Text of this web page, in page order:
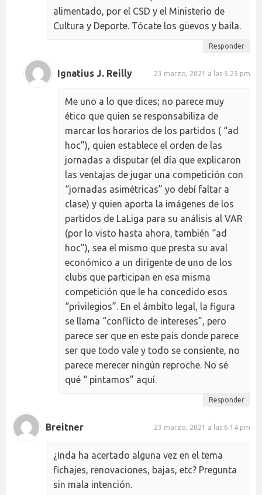
alimentado, por el CSD y el Ministerio de
Cultura y Deporte. Tócate los güevos y baila.
Responder
Ignatius J. Reilly 23 marzo, 2021 a las 5:25 pm
Me uno a lo que dices; no parece muy
ético que quien se responsabiliza de
marcar los horarios de los partidos ( “ad
hoc”), quien establece el orden de las
jornadas a disputar (el día que explicaron
las ventajas de jugar una competición con
“jornadas asimétricas” yo debí faltar a
clase) y quien aporta la imágenes de los
partidos de LaLiga para su análisis al VAR
(por lo visto hasta ahora, también “ad
hoc”), sea el mismo que presta su aval
económico a un dirigente de uno de los
clubs que participan en esa misma
competición que le ha concedido esos
“privilegios”. En el ámbito legal, la figura
se llama “conflicto de intereses”, pero
parece ser que en este país donde parece
ser que todo vale y todo se consiente, no
parece merecer ningún reproche. No sé
qué “ pintamos” aquí.
Responder
Breitner 23 marzo, 2021 a las 6:14 pm
¿Inda ha acertado alguna vez en el tema
fichajes, renovaciones, bajas, etc? Pregunta
sin mala intención.